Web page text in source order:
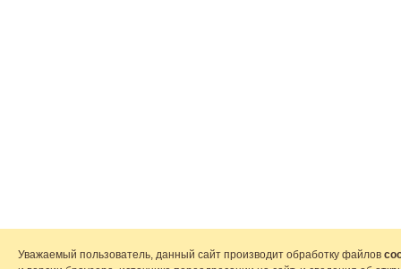
Уважаемый пользователь, данный сайт производит обработку файлов